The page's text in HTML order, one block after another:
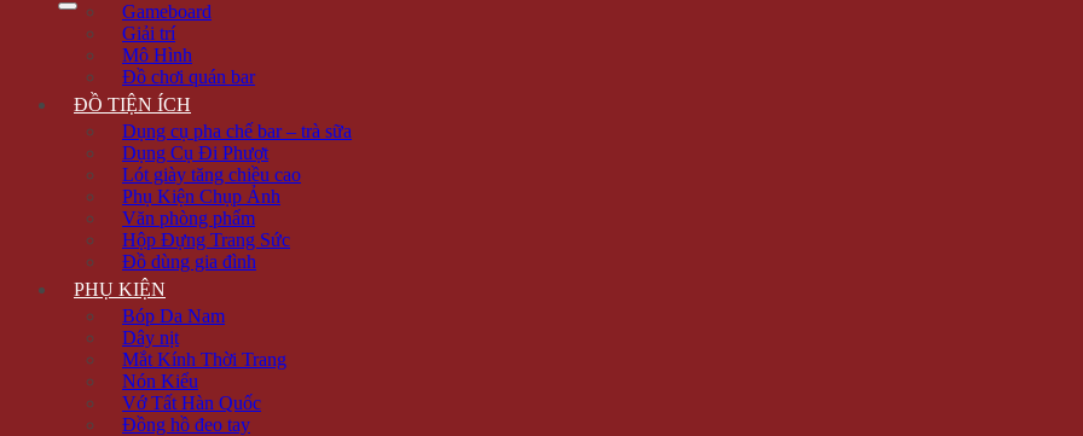
Gameboard
Giải trí
Mô Hình
Đồ chơi quán bar
ĐỒ TIỆN ÍCH
Dụng cụ pha chế bar – trà sữa
Dụng Cụ Đi Phượt
Lót giày tăng chiều cao
Phụ Kiện Chụp Ảnh
Văn phòng phẩm
Hộp Đựng Trang Sức
Đồ dùng gia đình
PHỤ KIỆN
Bóp Da Nam
Dây nịt
Mắt Kính Thời Trang
Nón Kiểu
Vớ Tất Hàn Quốc
Đồng hồ đeo tay